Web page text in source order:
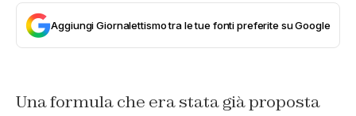
Aggiungi Giornalettismo tra le tue fonti preferite su Google
Una formula che era stata già proposta